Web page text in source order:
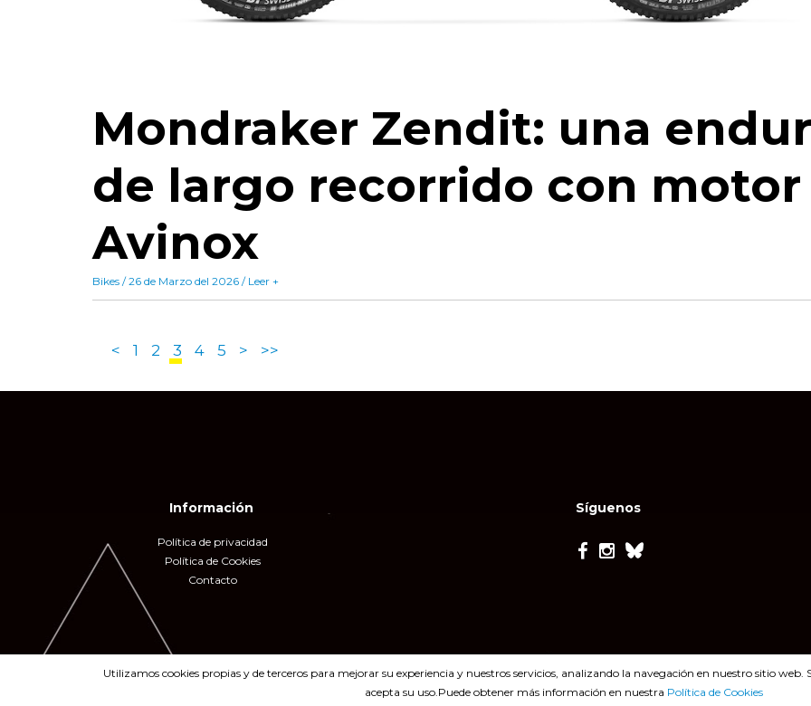
Utilizamos cookies propias y de terceros para mejorar su experiencia y nuestros servicios, analizando la navegación en nuestro sitio
acepta su uso.Puede obtener más información en nuestra Política de Cookies
Mondraker Zendit: una
de largo recorrido con motor
Avinox
Bikes / 26 de Marzo del 2026 / Leer +
< 1 2 3 4 5 > >>
Información
Política de privacidad
Política de Cookies
Contacto
Síguenos